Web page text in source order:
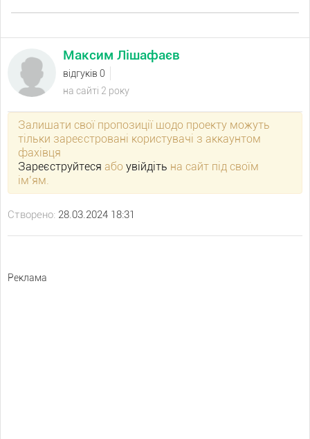
Максим Лішафаєв
відгуків 0
на сайті 2 року
Залишати свої пропозиції щодо проекту можуть
тільки зареєстровані користувачі з аккаунтом
фахівця
Зареєструйтеся або увійдіть на сайт під своїм
ім’ям.
Створено: 28.03.2024 18:31
Реклама